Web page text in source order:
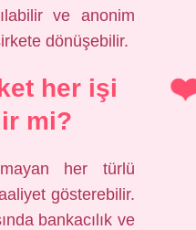
ve anonim
dönüşebilir.
her işi
mi?
her türlü
gösterebilir.
bankacılık ve